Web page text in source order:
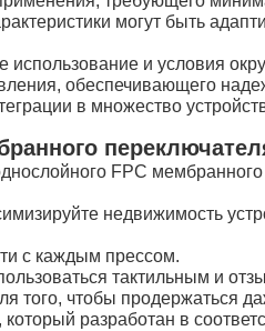
могут быть
использование и условия
обеспечивающего
в множество
FPC
недвижимость
с каждым прессом.
тактильным и
того, чтобы продержаться
разработан в